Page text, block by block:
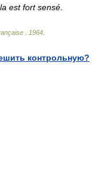
est fort sensé
1964
контрольную?